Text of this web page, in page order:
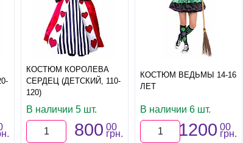
КОСТЮМ КОРОЛЕВА
СЕРДЕЦ (ДЕТСКИЙ, 110-
120)
В наличии 5 шт.
800 00
грн.
КОСТЮМ ВЕДЬМЫ 14-16
ЛЕТ
В наличии 6 шт.
1200 00
грн.